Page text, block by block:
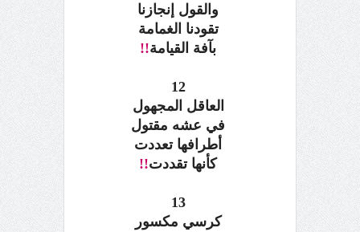
والقول إنجازنا
تقودنا الغمامة
بآفة القيامة!!
12
العاقل المجهول
في عشه مقتول
أطرافها تعددت
كأنها تقددت!!
13
كرسي مكسور